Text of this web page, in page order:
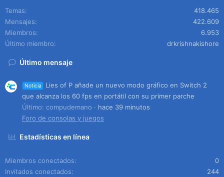
Temas
418.465
Mensajes
422.609
Miembros
6.953
Último miembro
drkrishnakishore
Último mensaje
Noticia
Lies of P añade un nuevo modo gráfico en Switch 2
que alcanza los 60 fps en portátil con su primer parche
Último: compudemano
hace 39 minutos
Foro de consolas y juegos
Estadísticas en línea
Miembros conectados
0
Invitados conectados
244